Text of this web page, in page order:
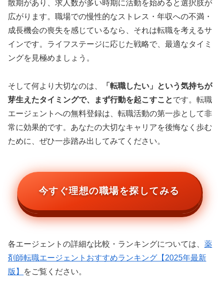
散期があり、求人数が多い時期に活動を始めると選択肢が
広がります。職場での慢性的なストレス・年収への不満・
成長機会の喪失を感じているなら、それは転職を考えるサ
インです。ライフステージに応じた戦略で、最適なタイミ
ングを見極めましょう。
そして何より大切なのは、
「転職したい」という気持ちが
芽生えたタイミングで、まず行動を起こすことです。転職
エージェントへの無料登録は、転職活動の第一歩として非
常に効果的です。あなたの大切なキャリアを後悔なく歩む
ために、ぜひ一歩踏み出してみてください。
今すぐ理想の職場を探してみる
各エージェントの詳細な比較・ランキングについては、 薬
剤師転職エージェントおすすめランキング【2025年最新
版】
をご覧ください。